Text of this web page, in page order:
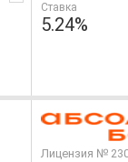
Ставка
5.24%
Лицензия №